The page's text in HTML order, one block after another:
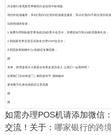
兴业银行发现新世界银联白金信用卡标准版
境内外机场服务 ：享4次境内/2次境外机场接送服务；享12次境内/不限次境外机
玩转韩城有惊喜 ：
1.免费办理韩际新世界免税店8折黑卡会员卡，并赠送50万韩元8折优惠卷礼包；
2.韩国新世界百货店买南非办理VVIP会员卡；
3.韩国多家购物中心/连锁店专属优惠；
路
未来，跨境返现卡大家庭会有更多成员加入 让我们一起期待吧！
近期热门活动传送门 | 银联超市节 满99减20
更有数字礼券在线购买立享优惠
路
路
如需办理POS机请添加微信：
交流！关于： 哪家银行的跨